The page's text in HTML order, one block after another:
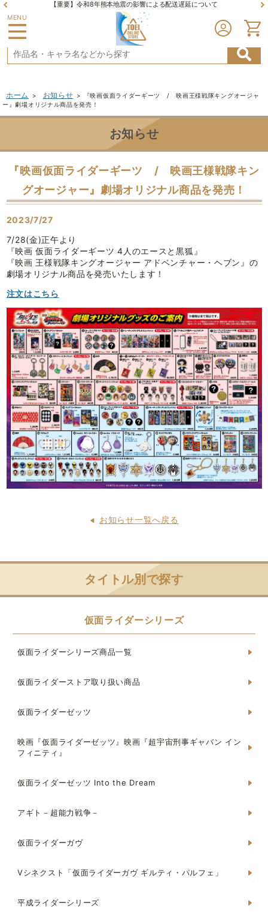
【重要】令和8年熊本地震の影響による配送遅延について
MENU
ホーム > お知らせ >
『映画仮面ライダーギーツ / 映画王様戦隊キングオージャ
ー』劇場オリジナル商品を発売！
お知らせ
『映画仮面ライダーギーツ / 映画王様戦隊キン
グオージャー』劇場オリジナル商品を発売！
2023/7/27
7/28(金)正午より
『映画 仮面ライダーギーツ 4人のエースと黒狐』
『映画 王様戦隊キングオージャー アドベンチャー・ヘブン』の
劇場オリジナル商品を発売いたします！
注文はこちら
お知らせ一覧へ戻る
タイトル別で探す
仮面ライダーシリーズ
仮面ライダーシリーズ商品一覧
仮面ライダーストア取り扱い商品
仮面ライダーゼッツ
映画『仮面ライダーゼッツ』映画『超宇宙刑事ギャバン イン
フィニティ』
仮面ライダーゼッツ Into the Dream
アギト－超能力戦争－
仮面ライダーガヴ
Vシネクスト「仮面ライダーガヴ ギルティ・パルフェ」
平成ライダーシリーズ